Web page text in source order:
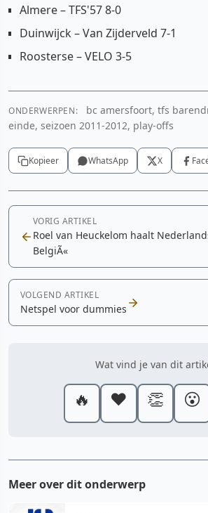
Almere – TFS'57 8-0
Duinwijck – Van Zijderveld 7-1
Roosterse – VELO 3-5
ONDERWERPEN:
bc amersfoort, tfs
einde, seizoen 2011-2012, play-offs
Kopieer WhatsApp X
VORIG ARTIKEL
Roel van Heuckelom haalt
BelgiÃ«
VOLGEND ARTIKEL
Netspel voor dummies
Wat vind je van dit
🔥 ❤️ 👏 😮
Meer over dit onderwerp